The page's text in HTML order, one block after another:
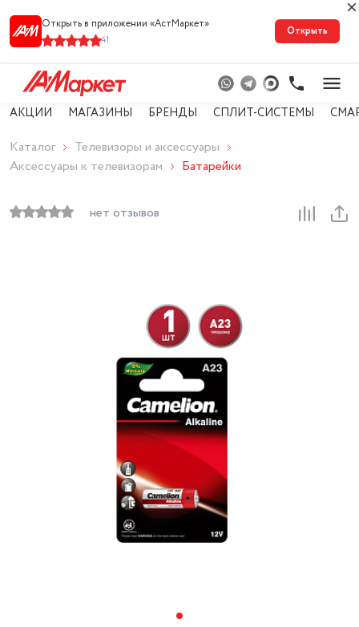
Открыть в приложении «АстМарке‪т‬»
41
Открыть
АКЦИИ МАГАЗИНЫ БРЕНДЫ СПЛИТ-СИСТЕМЫ
Каталог
Телевизоры и аксессуары
Аксессуары к телевизорам
Батарейки
нет отзывов